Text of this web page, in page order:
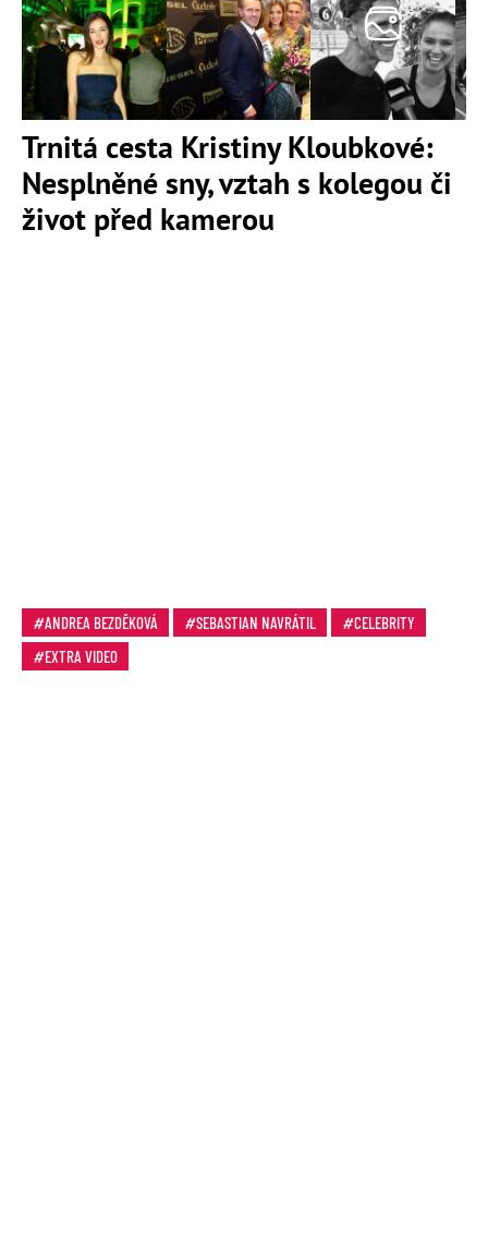
Trnitá cesta Kristiny Kloubkové:
Nesplněné sny, vztah s kolegou či
život před kamerou
ANDREA BEZDĚKOVÁ SEBASTIAN NAVRÁTIL
CELEBRITY
EXTRA VIDEO